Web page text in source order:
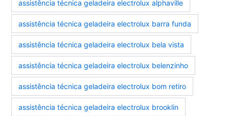
assistência técnica geladeira electrolux alphaville
assistência técnica geladeira electrolux barra funda
assistência técnica geladeira electrolux bela vista
assistência técnica geladeira electrolux belenzinho
assistência técnica geladeira electrolux bom retiro
assistência técnica geladeira electrolux brooklin